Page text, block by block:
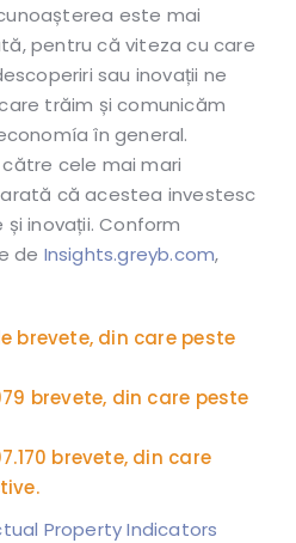
este mai
pentru că viteza cu care
sau inovații ne
trăim și comunicăm
în general.
cele mai mari
că acestea investesc
inovații. Conform
de Insights.greyb.com,
brevete, din care peste
brevete, din care peste
brevete, din care
Property Indicators